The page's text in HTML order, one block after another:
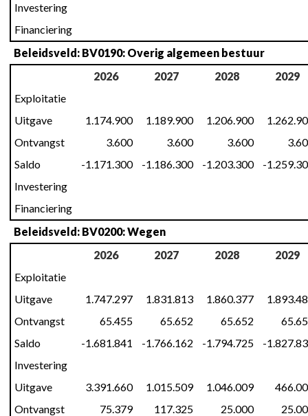
Investering
Financiering
Beleidsveld: BV0190: Overig algemeen bestuur
2026
2027 2028
2029
Exploitatie
Uitgave
1.174.900 1.189.900 1.206.900
Ontvangst
3.600 3.600 3.600
Saldo
-1.171.300 -1.186.300 -1.203.300
-
Investering
Financiering
Beleidsveld: BV0200: Wegen
2026
2027 2028
2029
Exploitatie
Uitgave
1.747.297 1.831.813 1.860.377
Ontvangst
65.455 65.652 65.652
Saldo
-1.681.841 -1.766.162 -1.794.725
-
Investering
Uitgave
3.391.660 1.015.509 1.046.009
Ontvangst
75.379 117.325 25.000